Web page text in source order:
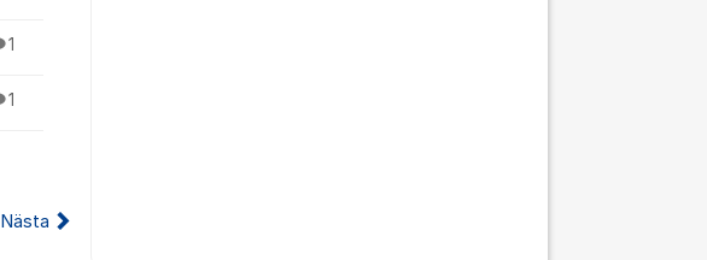
1
1
Nästa